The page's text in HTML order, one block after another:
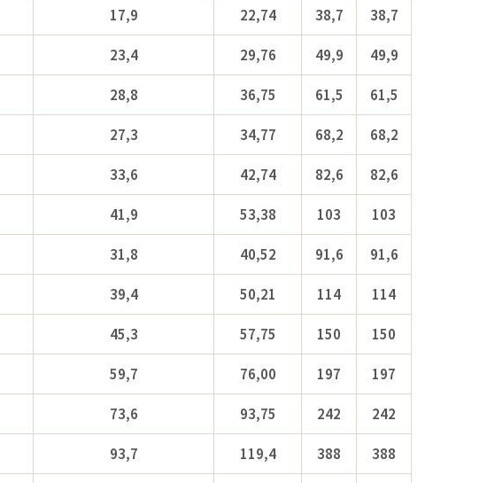
17,9 22,74 38,7 38,7
23,4 29,76 49,9 49,9
28,8 36,75 61,5 61,5
27,3 34,77 68,2 68,2
33,6 42,74 82,6 82,6
41,9 53,38 103 103
31,8 40,52 91,6 91,6
39,4 50,21 114 114
45,3 57,75 150 150
59,7 76,00 197 197
73,6 93,75 242 242
93,7 119,4 388 388